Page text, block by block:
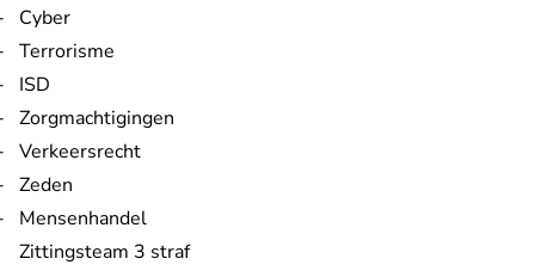
Cyber
Terrorisme
ISD
Zorgmachtigingen
Verkeersrecht
Zeden
Mensenhandel
Zittingsteam 3 straf